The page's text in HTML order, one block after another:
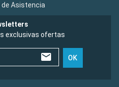
de Asistencia
exclusivas ofertas
OK